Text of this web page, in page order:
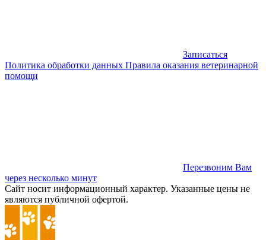
Записаться
Политика обработки данных Правила оказания ветеринарной
помощи
Перезвоним Вам
через несколько минут
Сайт носит информационный характер. Указанные цены не
являются публичной офертой.